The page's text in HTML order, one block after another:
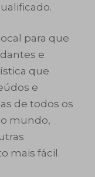
para que
e
que
e
de todos os
mundo,
mais fácil.